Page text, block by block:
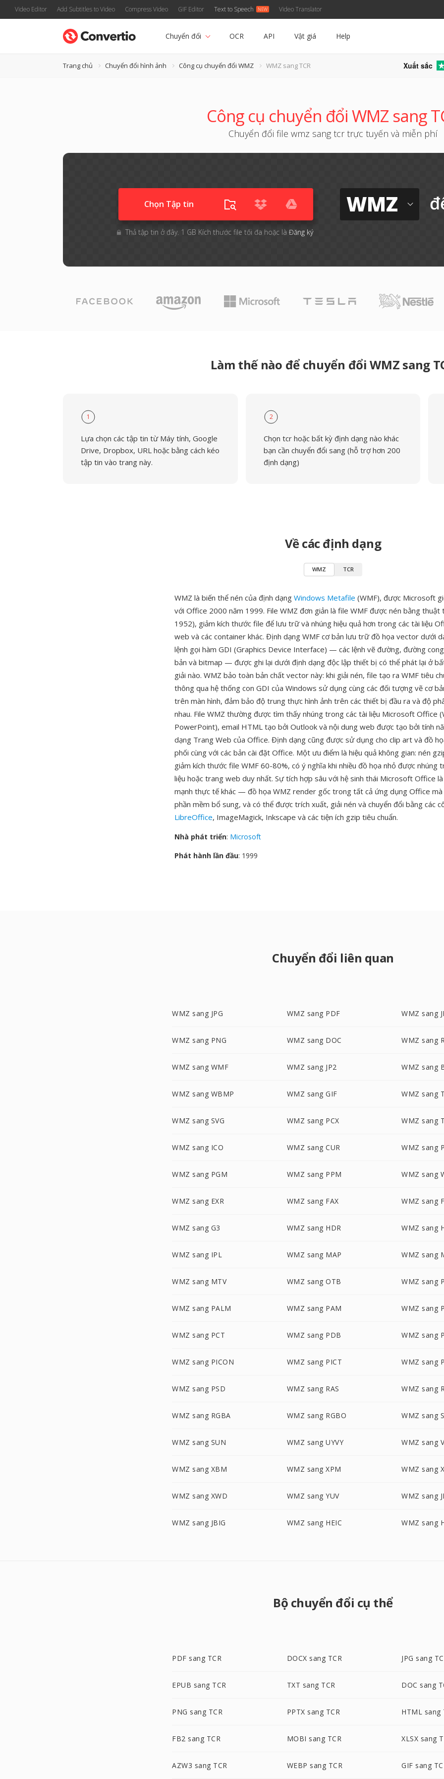
Video Editor Add Subtitles to Video Compress Video GIF Editor Text to Speech Video Translator
Chuyển đổi OCR API Vật giá Help
Trang chủ Chuyển đổi hình ảnh Công cụ chuyển đổi WMZ WMZ sang TCR Xuất sắc
Công cụ chuyển đổi WMZ sang
Chuyển đổi file wmz sang tcr trực tuyến và miễn phí
Chọn Tập tin
Thả tập tin ở đây. 1 GB Kích thước file tối đa hoặc là Đăng ký
WMZ
Làm thế nào để chuyển đổi WMZ sang
1
Lựa chọn các tập tin từ Máy tính, Google
Drive, Dropbox, URL hoặc bằng cách kéo
tập tin vào trang này.
2
Chọn tcr hoặc bất kỳ định dạng nào khác
bạn cần chuyển đổi sang (hỗ trợ hơn 200
định dạng)
Về các định dạng
WMZ TCR
WMZ là biến thể nén của định dạng Windows Metafile (WMF), được Microsoft
với Office 2000 năm 1999. File WMZ đơn giản là file WMF được nén bằng thuật
1952), giảm kích thước file để lưu trữ và nhúng hiệu quả hơn trong các tài liệu
web và các container khác. Định dạng WMF cơ bản lưu trữ đồ họa vector dưới
lệnh gọi hàm GDI (Graphics Device Interface) — các lệnh vẽ đường, đường
bản và bitmap — được ghi lại dưới định dạng độc lập thiết bị có thể phát lại ở
giải nào. WMZ bảo toàn bản chất vector này: khi giải nén, file tạo ra WMF tiêu
thông qua hệ thống con GDI của Windows sử dụng cùng các đối tượng vẽ cơ
trên màn hình, đảm bảo độ trung thực hình ảnh trên các thiết bị đầu ra và độ
nhau. File WMZ thường được tìm thấy nhúng trong các tài liệu Microsoft Office
PowerPoint), email HTML tạo bởi Outlook và nội dung web được tạo bởi tính
dạng Trang Web của Office. Định dạng cũng được sử dụng cho clip art và đồ
phối cùng với các bản cài đặt Office. Một ưu điểm là hiệu quả không gian: nén
giảm kích thước file WMF 60-80%, có ý nghĩa khi nhiều đồ họa nhỏ được nhúng
liệu hoặc trang web duy nhất. Sự tích hợp sâu với hệ sinh thái Microsoft Office
mạnh thực tế khác — đồ họa WMZ render gốc trong tất cả ứng dụng Office mà
phần mềm bổ sung, và có thể được trích xuất, giải nén và chuyển đổi bằng các
LibreOffice, ImageMagick, Inkscape và các tiện ích gzip tiêu chuẩn.
Nhà phát triển: Microsoft
Phát hành lần đầu: 1999
Chuyển đổi liên quan
WMZ sang JPG WMZ sang PDF WMZ sang
WMZ sang PNG WMZ sang DOC WMZ sang
WMZ sang WMF WMZ sang JP2 WMZ sang
WMZ sang WBMP WMZ sang GIF WMZ sang
WMZ sang SVG WMZ sang PCX WMZ sang
WMZ sang ICO WMZ sang CUR WMZ sang
WMZ sang PGM WMZ sang PPM WMZ sang
WMZ sang EXR WMZ sang FAX WMZ sang
WMZ sang G3 WMZ sang HDR WMZ sang
WMZ sang IPL WMZ sang MAP WMZ sang
WMZ sang MTV WMZ sang OTB WMZ sang
WMZ sang PALM WMZ sang PAM WMZ sang
WMZ sang PCT WMZ sang PDB WMZ sang
WMZ sang PICON WMZ sang PICT WMZ sang
WMZ sang PSD WMZ sang RAS WMZ sang
WMZ sang RGBA WMZ sang RGBO WMZ sang
WMZ sang SUN WMZ sang UYVY WMZ sang
WMZ sang XBM WMZ sang XPM WMZ sang
WMZ sang XWD WMZ sang YUV WMZ sang
WMZ sang JBIG WMZ sang HEIC WMZ sang
Bộ chuyển đổi cụ thể
PDF sang TCR DOCX sang TCR JPG sang
EPUB sang TCR TXT sang TCR DOC sang
PNG sang TCR PPTX sang TCR HTML sang
FB2 sang TCR MOBI sang TCR XLSX sang
AZW3 sang TCR WEBP sang TCR GIF sang